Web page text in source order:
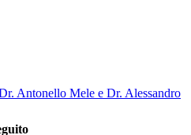
Antonello Mele e Dr. Alessandro